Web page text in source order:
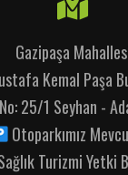
Gazipaşa
Kemal Paşa
No: 25/1 Seyhan -
Otoparkımız
Turizmi